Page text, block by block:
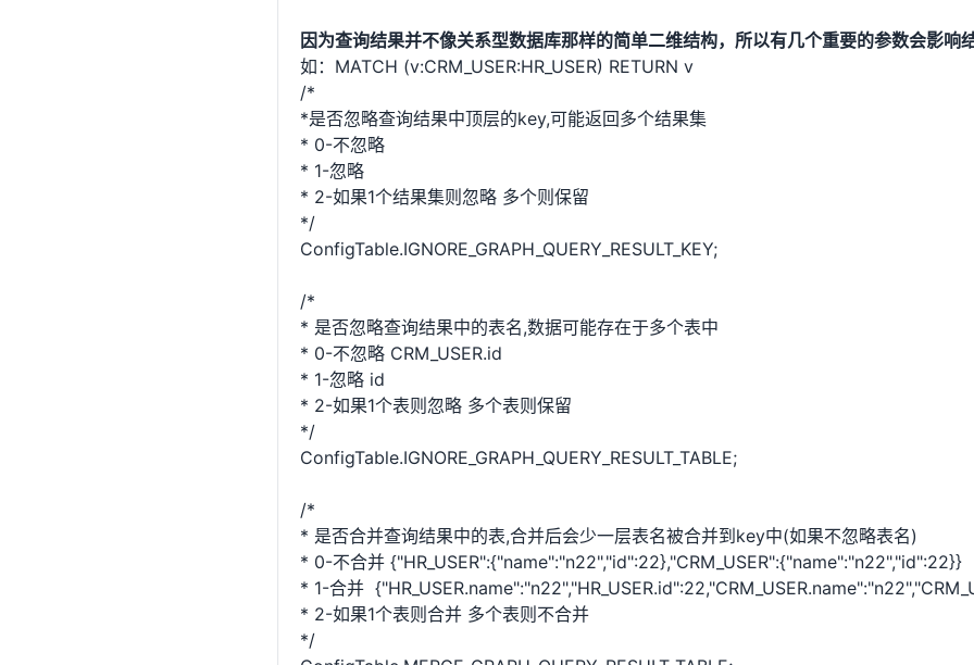
因为查询结果并不像关系型数据库那样的简单二维结构，所以有几个重要的参数会影响
如：MATCH (v:CRM_USER:HR_USER) RETURN v
/*
*是否忽略查询结果中顶层的key,可能返回多个结果集
* 0-不忽略
* 1-忽略
* 2-如果1个结果集则忽略 多个则保留
*/
ConfigTable.IGNORE_GRAPH_QUERY_RESULT_KEY;
/*
* 是否忽略查询结果中的表名,数据可能存在于多个表中
* 0-不忽略 CRM_USER.id
* 1-忽略 id
* 2-如果1个表则忽略 多个表则保留
*/
ConfigTable.IGNORE_GRAPH_QUERY_RESULT_TABLE;
/*
* 是否合并查询结果中的表,合并后会少一层表名被合并到key中(如果不忽略表名)
* 0-不合并 {"HR_USER":{"name":"n22","id":22},"CRM_USER":{"name":"n22","id":22}}
* 1-合并
* 2-如果1个表则合并 多个表则不合并
*/